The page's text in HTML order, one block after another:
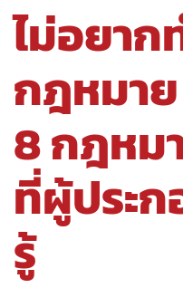
ไม่อยาก
กฎหมา
8 กฎหม
ที่ผู้ประ
รู้